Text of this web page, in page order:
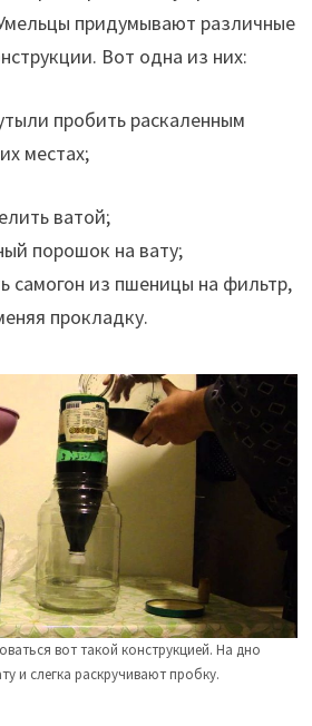
придумывают различные
Вот одна из них:
пробить раскаленным
местах;
ватой;
порошок на вату;
самогон из пшеницы на фильтр,
прокладку.
вот такой конструкцией. На дно
и слегка раскручивают пробку.